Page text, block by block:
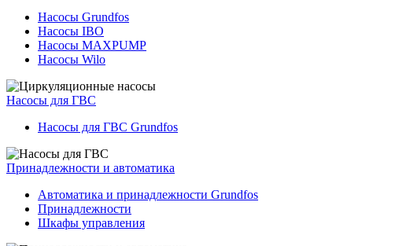
Насосы Grundfos
Насосы IBO
Насосы MAXPUMP
Насосы Wilo
Насосы для ГВС
Насосы для ГВС Grundfos
Принадлежности и автоматика
Автоматика и принадлежности Grundfos
Принадлежности
Шкафы управления